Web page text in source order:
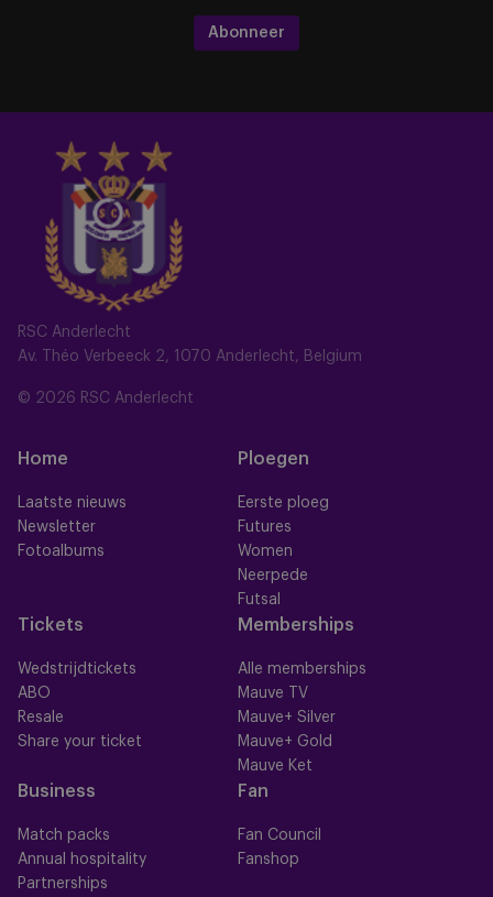
RSC Anderlecht
Av. Théo Verbeeck 2, 1070 Anderlecht, Belgium
© 2026 RSC Anderlecht
Home
Laatste nieuws
Newsletter
Fotoalbums
Ploegen
Eerste ploeg
Futures
Women
Neerpede
Futsal
Tickets
Wedstrijdtickets
ABO
Resale
Share your ticket
Memberships
Alle memberships
Mauve TV
Mauve+ Silver
Mauve+ Gold
Mauve Ket
Business
Match packs
Annual hospitality
Partnerships
Fan
Fan Council
Fanshop
Abonneer